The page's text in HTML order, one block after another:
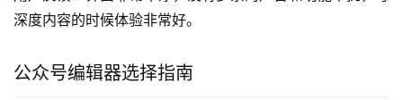
排版效果简洁干净，适合深度内容、干货类内容的呈
上手难度：极低，几乎没有学习成本，打开就能使用。